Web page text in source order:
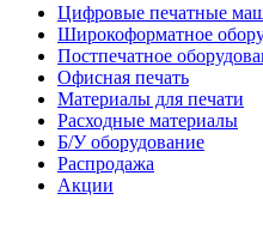
Цифровые печатные
Широкоформатное
Постпечатное
Офисная печать
Материалы для печати
Расходные материалы
Б/У оборудование
Распродажа
Акции